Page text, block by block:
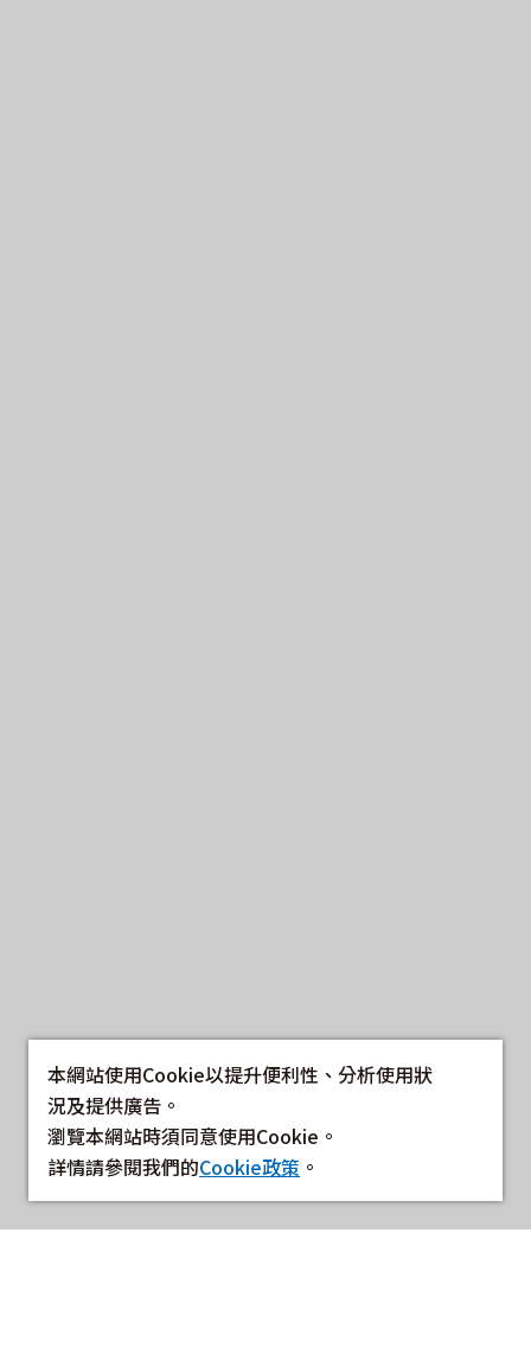
本網站使用Cookie以提升便利性、分析使用狀
況及提供廣告。
瀏覽本網站時須同意使用Cookie。
詳情請參閱我們的Cookie政策 。